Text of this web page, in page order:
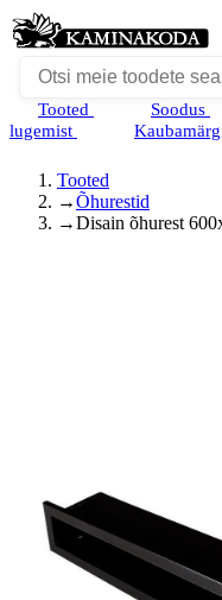
Tooted Soodus
lugemist
Tooted
→Õhurestid
→Disain õhurest